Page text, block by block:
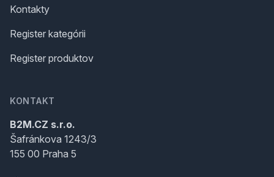
Kontakty
Register kategórii
Register produktov
KONTAKT
B2M.CZ s.r.o.
Šafránkova 1243/3
155 00 Praha 5